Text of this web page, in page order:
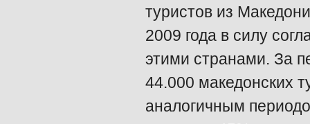
туристов из
2009 года в силу
этими странами. За
44.000 македонских
аналогичным